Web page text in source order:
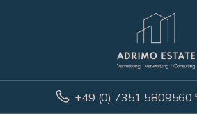
+49 (0) 7351 5809560